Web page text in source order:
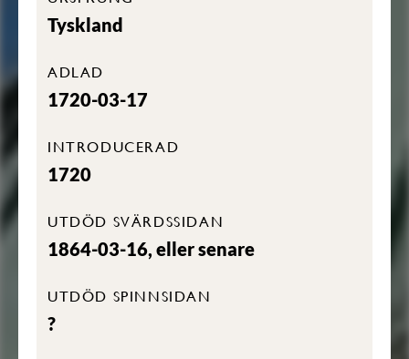
Tyskland
ADLAD
1720-03-17
INTRODUCERAD
1720
UTDÖD SVÄRDSSIDAN
1864-03-16, eller senare
UTDÖD SPINNSIDAN
?